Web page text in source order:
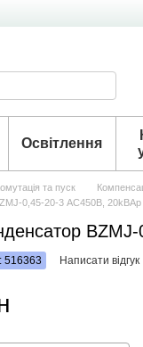
Освітлення
та пуск
0,45-20-3 АС450В, 20kВАр
516363 Написати відгук